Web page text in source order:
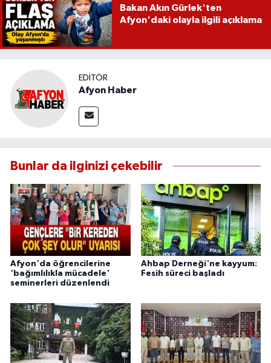
Bakan Akın Gürlek'ten
Afyon'daki olayla ilgili açıklama
EDITÖR
Afyon Haber
Bunlar da ilginizi çekebilir
Afyon'da öğrencilerine
'bağımlılıkla mücadele'
seminerleri düzenlendi
Ahbap Derneği'ne kayyum:
Fesih süreci başladı